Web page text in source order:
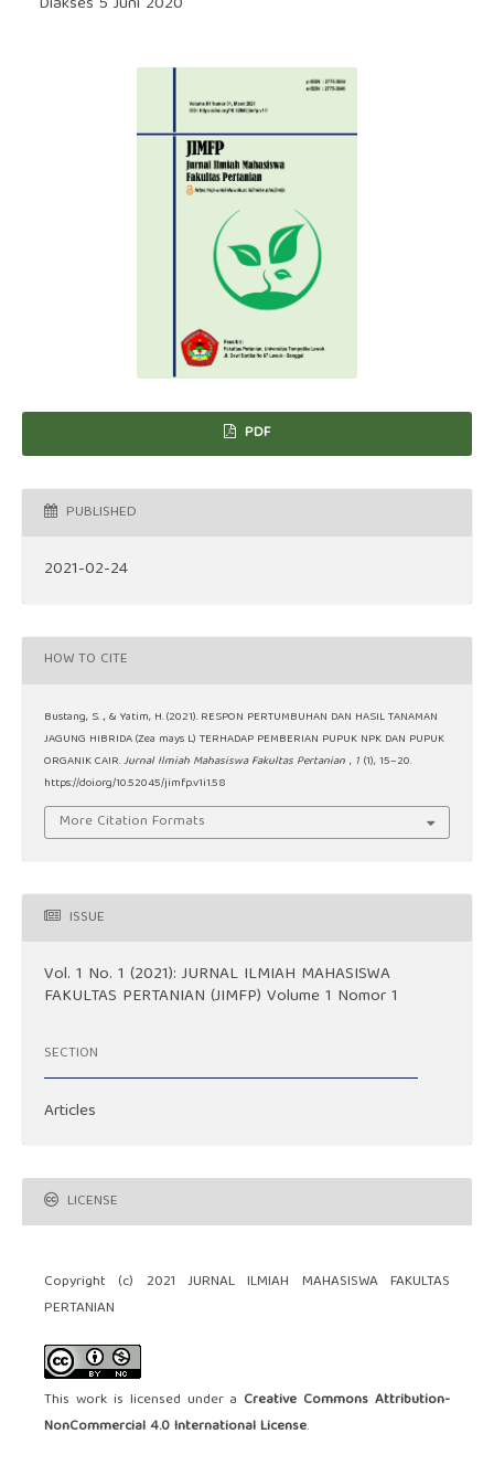
PDF
PUBLISHED
2021-02-24
HOW TO CITE
Bustang, S. ., & Yatim, H. (2021). RESPON PERTUMBUHAN DAN HASIL TANAMAN
JAGUNG HIBRIDA (Zea mays L) TERHADAP PEMBERIAN PUPUK NPK DAN PUPUK
ORGANIK CAIR.Jurnal Ilmiah Mahasiswa Fakultas Pertanian , 1 (1), 15–20.
https://doi.org/10.52045/jimfp.v1i1.58
More Citation Formats
ISSUE
Vol. 1 No. 1 (2021): JURNAL ILMIAH MAHASISWA
FAKULTAS PERTANIAN (JIMFP) Volume 1 Nomor 1
SECTION
Articles
LICENSE
Copyright (c) 2021 JURNAL ILMIAH MAHASISWA FAKULTAS
PERTANIAN
This work is licensed under a Creative Commons Attribution-
NonCommercial 4.0 International License.